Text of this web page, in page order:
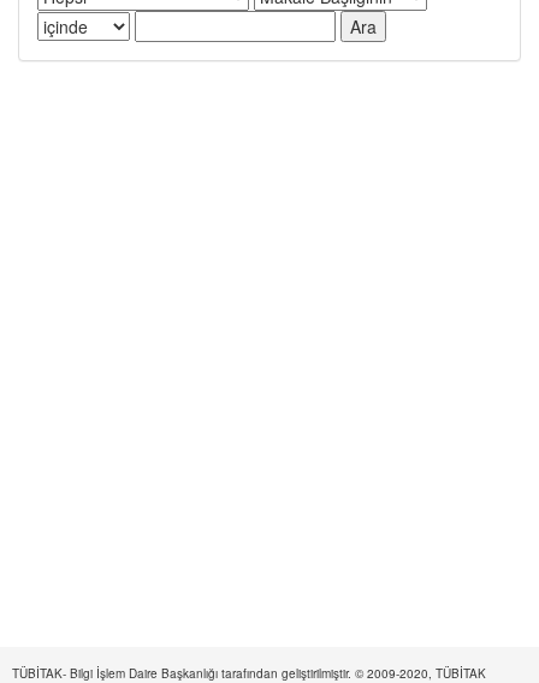
TÜBİTAK- Bilgi İşlem Daire Başkanlığı tarafından geliştirilmiştir. © 2009-2020, TÜBİTAK